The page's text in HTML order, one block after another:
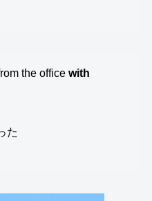
the office with
た